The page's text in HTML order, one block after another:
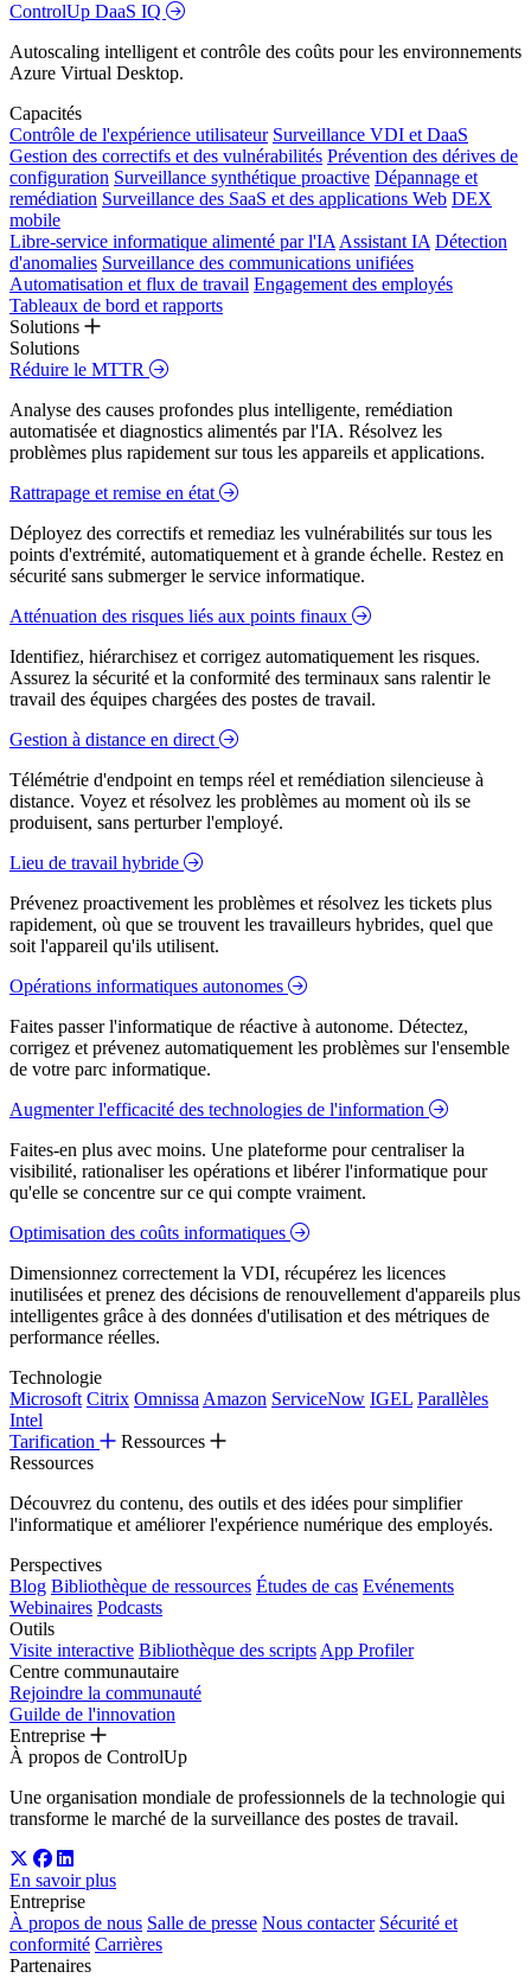
ControlUp DaaS IQ
Autoscaling intelligent et contrôle des coûts pour les environnements
Azure Virtual Desktop.
Capacités
Contrôle de l'expérience utilisateur Surveillance VDI et DaaS
Gestion des correctifs et des vulnérabilités Prévention des dérives de
configuration Surveillance synthétique proactive Dépannage et
remédiation Surveillance des SaaS et des applications Web DEX
mobile
Libre-service informatique alimenté par l'IA Assistant IA Détection
d'anomalies Surveillance des communications unifiées
Automatisation et flux de travail Engagement des employés
Tableaux de bord et rapports
Solutions
Solutions
Réduire le MTTR
Analyse des causes profondes plus intelligente, remédiation
automatisée et diagnostics alimentés par l'IA. Résolvez les
problèmes plus rapidement sur tous les appareils et applications.
Rattrapage et remise en état
Déployez des correctifs et remediaz les vulnérabilités sur tous les
points d'extrémité, automatiquement et à grande échelle. Restez en
sécurité sans submerger le service informatique.
Atténuation des risques liés aux points finaux
Identifiez, hiérarchisez et corrigez automatiquement les risques.
Assurez la sécurité et la conformité des terminaux sans ralentir le
travail des équipes chargées des postes de travail.
Gestion à distance en direct
Télémétrie d'endpoint en temps réel et remédiation silencieuse à
distance. Voyez et résolvez les problèmes au moment où ils se
produisent, sans perturber l'employé.
Lieu de travail hybride
Prévenez proactivement les problèmes et résolvez les tickets plus
rapidement, où que se trouvent les travailleurs hybrides, quel que
soit l'appareil qu'ils utilisent.
Opérations informatiques autonomes
Faites passer l'informatique de réactive à autonome. Détectez,
corrigez et prévenez automatiquement les problèmes sur l'ensemble
de votre parc informatique.
Augmenter l'efficacité des technologies de l'information
Faites-en plus avec moins. Une plateforme pour centraliser la
visibilité, rationaliser les opérations et libérer l'informatique pour
qu'elle se concentre sur ce qui compte vraiment.
Optimisation des coûts informatiques
Dimensionnez correctement la VDI, récupérez les licences
inutilisées et prenez des décisions de renouvellement d'appareils plus
intelligentes grâce à des données d'utilisation et des métriques de
performance réelles.
Technologie
Microsoft Citrix Omnissa Amazon ServiceNow IGEL Parallèles
Intel
Tarification
Ressources
Ressources
Découvrez du contenu, des outils et des idées pour simplifier
l'informatique et améliorer l'expérience numérique des employés.
Perspectives
Blog Bibliothèque de ressources Études de cas Evénements
Webinaires Podcasts
Outils
Visite interactive Bibliothèque des scripts App Profiler
Centre communautaire
Rejoindre la communauté
Guilde de l'innovation
Entreprise
À propos de ControlUp
Une organisation mondiale de professionnels de la technologie qui
transforme le marché de la surveillance des postes de travail.
En savoir plus
Entreprise
À propos de nous Salle de presse Nous contacter Sécurité et
conformité Carrières
Partenaires